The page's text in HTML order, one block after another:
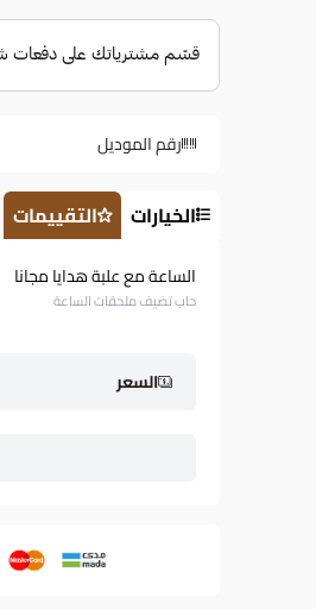
رقم الموديل
الخيارات التقييمات
الساعة مع علبة هدايا مجانا
حاب تضيف ملحقات الساعة
السعر